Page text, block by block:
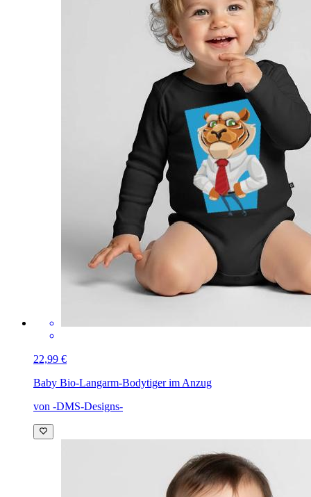
22,99 €
Baby Bio-Langarm-Bodytiger im Anzug
von -DMS-Designs-